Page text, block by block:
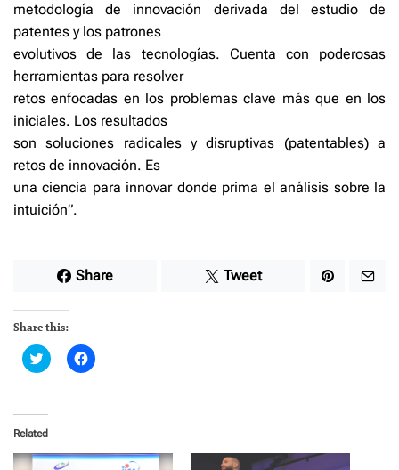
metodología de innovación derivada del estudio de
patentes y los patrones
evolutivos de las tecnologías. Cuenta con poderosas
herramientas para resolver
retos enfocadas en los problemas clave más que en los
iniciales. Los resultados
son soluciones radicales y disruptivas (patentables) a
retos de innovación. Es
una ciencia para innovar donde prima el análisis sobre la
intuición”.
Share Tweet
Share this:
C
l
t
o
s
a
C
l
a
Related